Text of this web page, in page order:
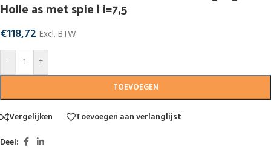
Holle as met spie | i=7,5
€118,72 Excl. BTW
-
+
TOEVOEGEN
Vergelijken
Toevoegen aan verlanglijst
Deel: